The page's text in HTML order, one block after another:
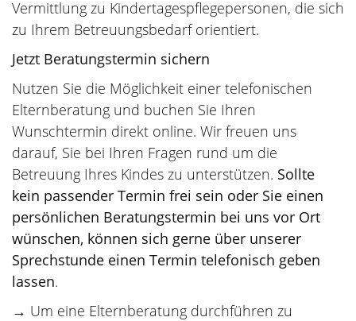
Vermittlung zu Kindertagespflegepersonen, die sich
zu Ihrem Betreuungsbedarf orientiert.
Jetzt Beratungstermin sichern
Nutzen Sie die Möglichkeit einer telefonischen
Elternberatung und buchen Sie Ihren
Wunschtermin direkt online. Wir freuen uns
darauf, Sie bei Ihren Fragen rund um die
Betreuung Ihres Kindes zu unterstützen. Sollte
kein passender Termin frei sein oder Sie einen
persönlichen Beratungstermin bei uns vor Ort
wünschen, können sich gerne über unserer
Sprechstunde einen Termin telefonisch geben
lassen.
→ Um eine Elternberatung durchführen zu